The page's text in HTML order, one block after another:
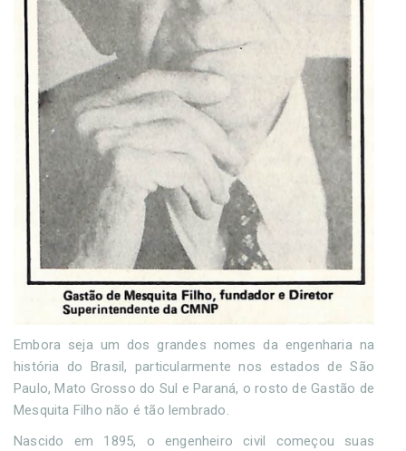
Embora seja um dos grandes nomes da engenharia na
história do Brasil, particularmente nos estados de São
Paulo, Mato Grosso do Sul e Paraná, o rosto de Gastão de
Mesquita Filho não é tão lembrado.
Nascido em 1895, o engenheiro civil começou suas